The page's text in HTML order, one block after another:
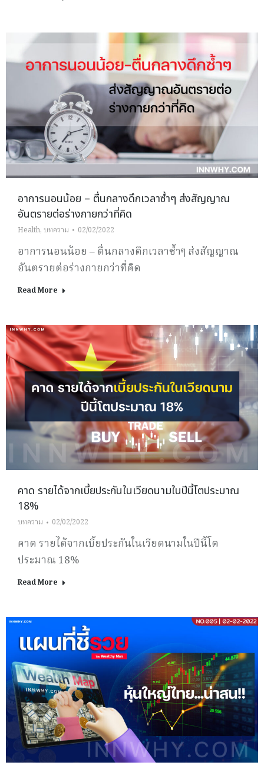
อาการนอนน้อย – ตื่นกลางดึกเวลาซ้ำๆ ส่งสัญญาณ
อันตรายต่อร่างกายกว่าที่คิด
Health, บทความ 02/02/2022
อาการนอนน้อย – ตื่นกลางดึกเวลาซ้ำๆ ส่งสัญญาณ
อันตรายต่อร่างกายกว่าที่คิด
Read More
คาด รายได้จากเบี้ยประกันในเวียดนามในปีนี้โตประมาณ
18%
บทความ 02/02/2022
คาด รายได้จากเบี้ยประกันในเวียดนามในปีนี้โต
ประมาณ 18%
Read More